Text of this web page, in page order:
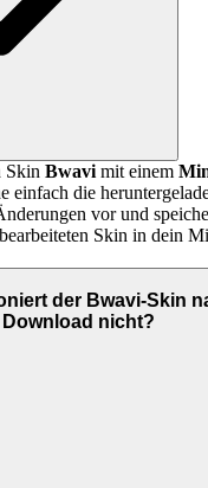
Skin Bwavi mit einem
einfach die
vor und
Skin in dein
der Bwavi-Skin
Download nicht?